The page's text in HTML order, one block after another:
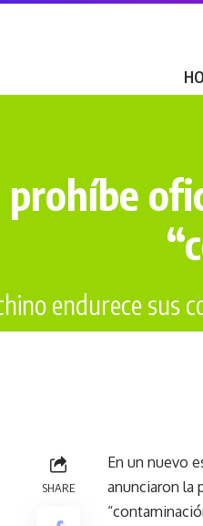
prohíbe
endurece sus
SHARE
En un nuevo
anunciaron la